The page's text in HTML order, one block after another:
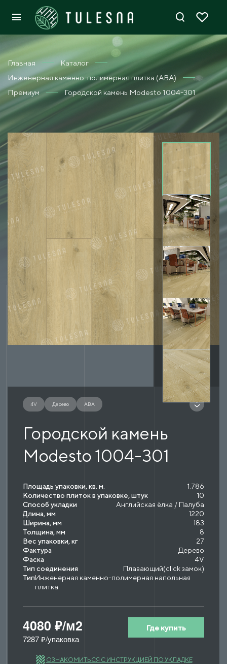
Главная
Каталог
Инженерная каменно-полимерная плитка (ABA)
Премиум
Городской камень Modesto 1004-301
4V Дерево ABA
Городской камень
Modesto 1004-301
Площадь упаковки, кв. м.
1.786
Количество плиток в упаковке, штук
10
Способ укладки
Английская ёлка / Палуба
Длина, мм
1220
Ширина, мм
183
Толщина, мм
8
Вес упаковки, кг
27
Фактура
Дерево
Фаска
4V
Тип соединения
Плавающий(click замок)
ТипИнженерная каменно-полимерная напольная
плитка
4080 ₽/м2
7287 ₽/упаковка
Где купить
ОЗНАКОМИТЬСЯ С ИНСТРУКЦИЕЙ ПО УКЛАДКЕ